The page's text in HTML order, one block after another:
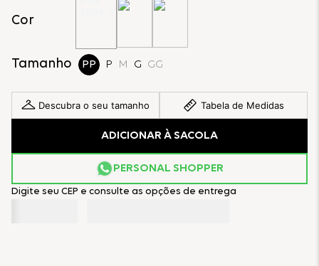
Cor
Tamanho PP P M G GG
Descubra o seu tamanho Tabela de Medidas
ADICIONAR À SACOLA
PERSONAL SHOPPER
Digite seu CEP e consulte as opções de entrega